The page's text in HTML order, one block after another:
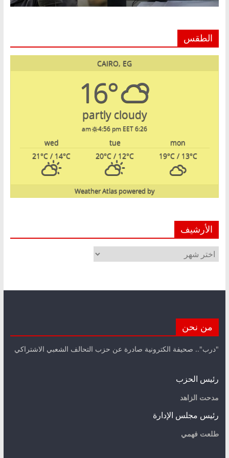
الطقس
CAIRO, EG
16°
partly cloudy
6:26 am
4:56 pm EET
mon
tue
wed
19°C/ 13°C
20°C / 12°C
21°C / 14°C
powered by
Weather Atlas
الأرشيف
الأرشيف
من نحن
"درب".. صحيفة الكترونية صادرة عن حزب التحالف الشعبي الاشتراكي
رئيس الحزب
مدحت الزاهد
رئيس مجلس الإدارة
طلعت فهمي